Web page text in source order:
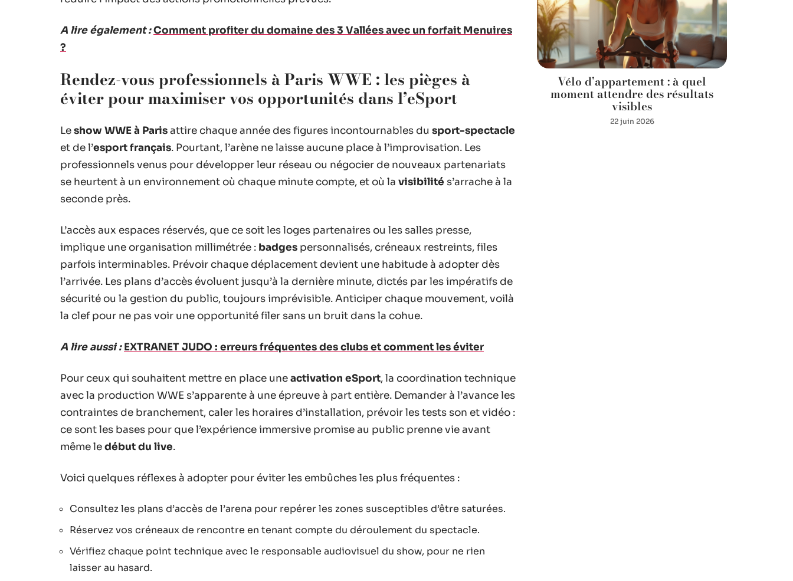
A lire également :Comment profiter du domaine des 3 Vallées avec un forfait Menuires
?
Rendez-vous professionnels à Paris WWE : les pièges à
éviter pour maximiser vos opportunités dans l’eSport
Leshow WWE à Parisattire chaque année des figures incontournables du sport-spectacle
et de l’esport français. Pourtant, l’arène ne laisse aucune place à l’improvisation. Les
professionnels venus pour développer leur réseau ou négocier de nouveaux partenariats
se heurtent à un environnement où chaque minute compte, et où la visibilité s’arrache à la
seconde près.
L’accès aux espaces réservés, que ce soit les loges partenaires ou les salles presse,
implique une organisation millimétrée : badges personnalisés, créneaux restreints, files
parfois interminables. Prévoir chaque déplacement devient une habitude à adopter dès
l’arrivée. Les plans d’accès évoluent jusqu’à la dernière minute, dictés par les impératifs de
sécurité ou la gestion du public, toujours imprévisible. Anticiper chaque mouvement, voilà
la clef pour ne pas voir une opportunité filer sans un bruit dans la cohue.
A lire aussi : EXTRANET JUDO : erreurs fréquentes des clubs et comment les éviter
Pour ceux qui souhaitent mettre en place uneactivation eSport, la coordination technique
avec la production WWE s’apparente à une épreuve à part entière. Demander à l’avance les
contraintes de branchement, caler les horaires d’installation, prévoir les tests son et vidéo :
ce sont les bases pour que l’expérience immersive promise au public prenne vie avant
même ledébut du live.
Voici quelques réflexes à adopter pour éviter les embûches les plus fréquentes :
Consultez les plans d’accès de l’arena pour repérer les zones susceptibles d’être saturées.
Réservez vos créneaux de rencontre en tenant compte du déroulement du spectacle.
Vérifiez chaque point technique avec le responsable audiovisuel du show, pour ne rien
laisser au hasard.
Vélo d’appartement : à quel
moment attendre des résultats
visibles
22 juin 2026